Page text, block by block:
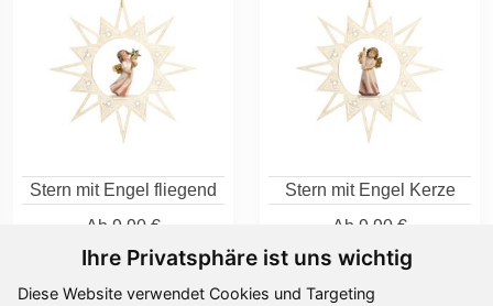
Ihre Privatsphäre ist uns wichtig
Diese Website verwendet Cookies und Targeting
Stern mit Engel fliegend
Ab 9,90 €
Stern mit Engel Kerze
Ab 9,90 €